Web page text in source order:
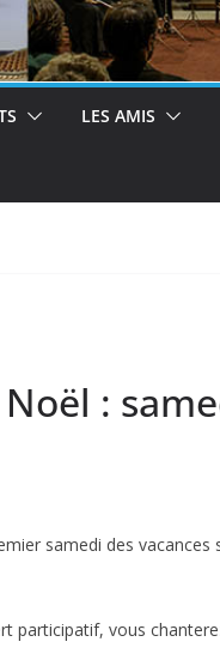
LES AMIS
:
samedi des
participatif, vous